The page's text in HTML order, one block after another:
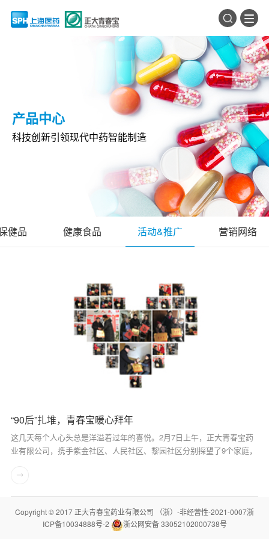
产品中心
科技创新引领现代中药智能制造
健品 健康食品 活动&推广 营销网络
“90后”扎堆，青春宝暖心拜年
这几天每个人心头总是洋溢着过年的喜悦。2月7日上午，正大青春宝药
业有限公司，携手紫金社区、人民社区、黎园社区分别探望了9个家庭，
个新年即将到来之际，我们为他们送上一份健康的祝福，一份暖心的贺
Copyright © 2017 正大青春宝药业有限公司 （浙）-非经营性-2021-0007浙
ICP备10034888号-2
浙公网安备 33052102000738号